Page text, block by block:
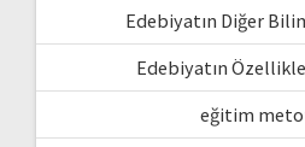
Edebiyatın Diğer
Edebiyatın
eğitim